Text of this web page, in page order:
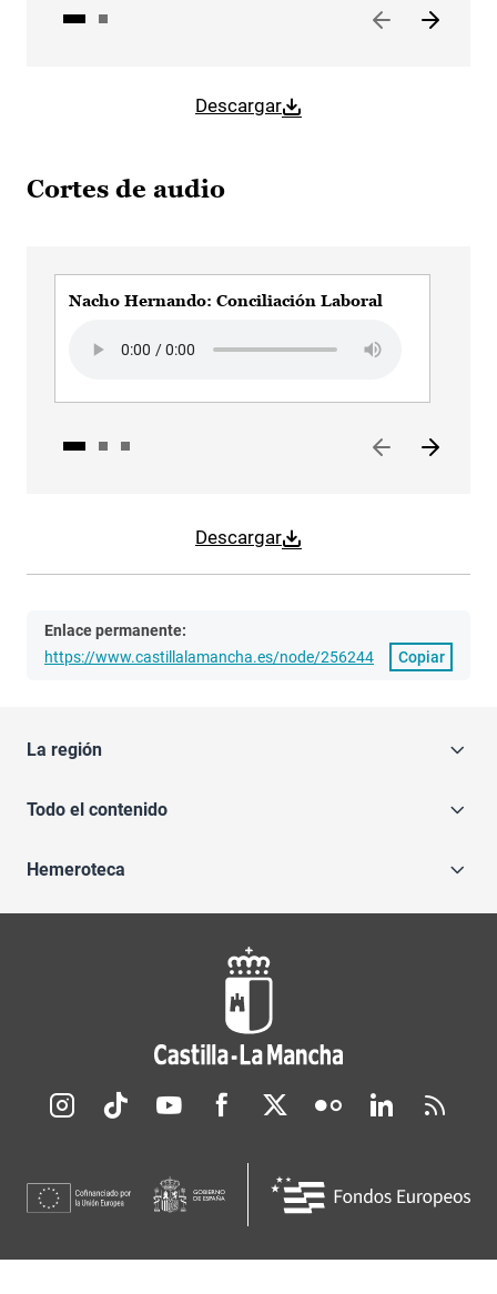
Descargar
Cortes de audio
Descargar
Nacho Hernando: Conciliación Laboral
Enlace permanente:
https://www.castillalamancha.es/node/256244
Copiar
La región
Todo el contenido
Hemeroteca
Redes sociales JCCM